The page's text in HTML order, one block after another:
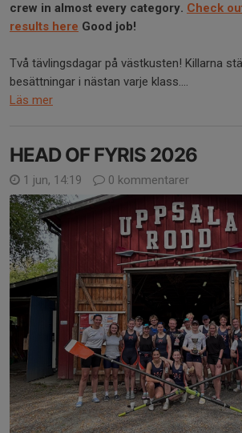
crew in almost every category. Check
results here Good job!
Två tävlingsdagar på västkusten! Killarna
besättningar i nästan varje klass....
Läs mer
HEAD OF FYRIS 2026
1 jun, 14:19 0 kommentarer